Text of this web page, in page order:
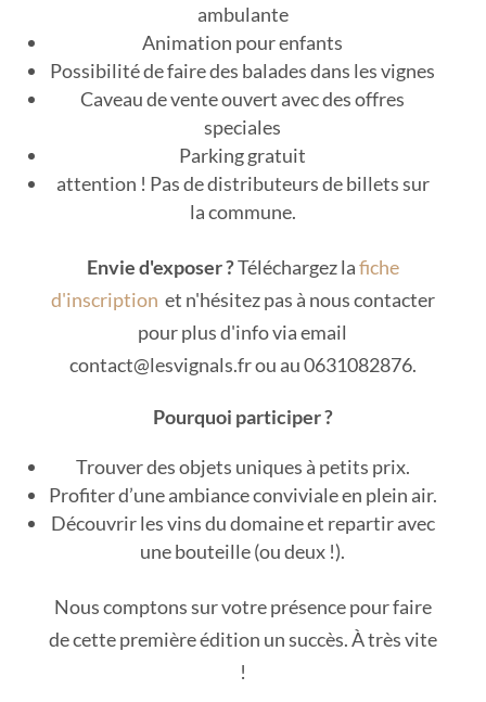
ambulante
Animation pour enfants
Possibilité de faire des balades dans les vignes
Caveau de vente ouvert avec des offres
speciales
Parking gratuit
attention ! Pas de distributeurs de billets sur
la commune.
Envie d'exposer ?Téléchargez lafiche
d'inscription et n'hésitez pas à nous contacter
pour plus d'info via email
contact@lesvignals.fr ou au 0631082876.
Pourquoi participer ?
Trouver des objets uniques à petits prix.
Profiter d’une ambiance conviviale en plein air.
Découvrir les vins du domaine et repartir avec
une bouteille (ou deux !).
Nous comptons sur votre présence pour faire
de cette première édition un succès. À très vite
!